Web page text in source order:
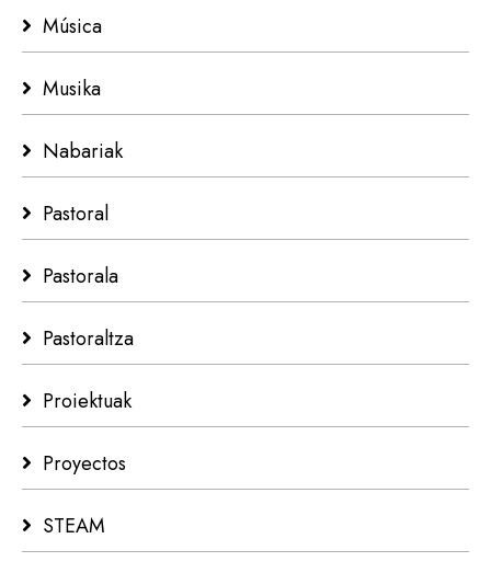
Música
Musika
Nabariak
Pastoral
Pastorala
Pastoraltza
Proiektuak
Proyectos
STEAM